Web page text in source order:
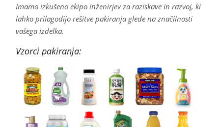
Imamo izkušeno ekipo inženirjev za raziskave in razvoj, ki
lahko prilagodijo rešitve pakiranja glede na značilnosti
vašega izdelka.
Vzorci pakiranja: